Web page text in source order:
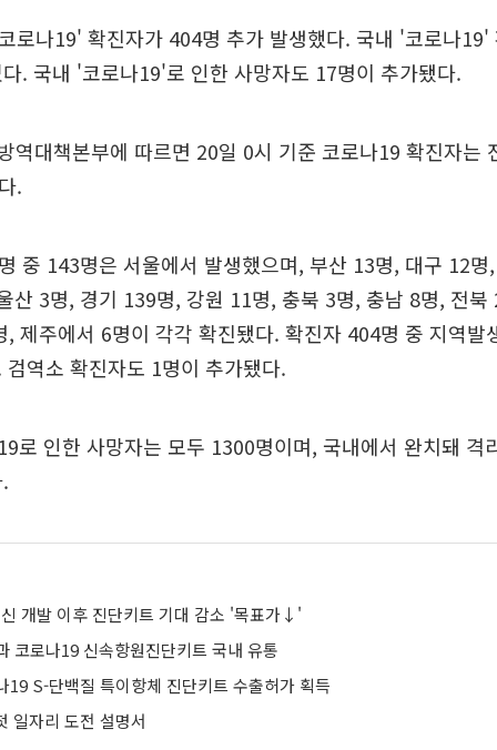
로나19' 확진자가 404명 추가 발생했다. 국내 '코로나19'
. 국내 '코로나19'로 인한 사망자도 17명이 추가됐다.
역대책본부에 따르면 20일 0시 기준 코로나19 확진자는
.
중 143명은 서울에서 발생했으며, 부산 13명, 대구 12
산 3명, 경기 139명, 강원 11명, 충북 3명, 충남 8명, 전북
제주에서 6명이 각각 확진됐다. 확진자 404명 중 지역발
역소 확진자도 1명이 추가됐다.
로 인한 사망자는 모두 1300명이며, 국내에서 완치돼 격
개발 이후 진단키트 기대 감소 '목표가↓'
코로나19 신속항원진단키트 국내 유통
19 S-단백질 특이항체 진단키트 수출허가 획득
일자리 도전 설명서